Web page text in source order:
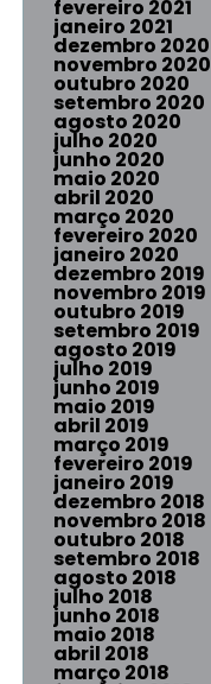
fevereiro 2021
janeiro 2021
dezembro 2020
novembro 2020
outubro 2020
setembro 2020
agosto 2020
julho 2020
junho 2020
maio 2020
abril 2020
março 2020
fevereiro 2020
janeiro 2020
dezembro 2019
novembro 2019
outubro 2019
setembro 2019
agosto 2019
julho 2019
junho 2019
maio 2019
abril 2019
março 2019
fevereiro 2019
janeiro 2019
dezembro 2018
novembro 2018
outubro 2018
setembro 2018
agosto 2018
julho 2018
junho 2018
maio 2018
abril 2018
março 2018